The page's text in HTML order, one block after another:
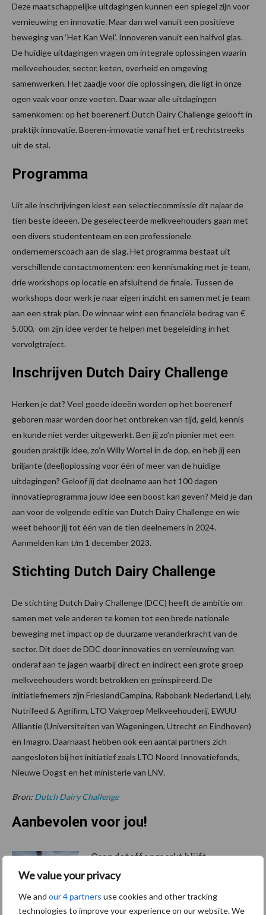
We value your privacy
We and our 4 partners use cookies and other tracking
technologies to improve your experience on our website. We
Deze maatschappelijke uitdagingen kunnen een spiegel zijn voor
vernieuwing en innovatie. Maar dan wel vanuit een positieve
beweging van ‘Het Kan Wel’. Innoveren vanuit een halfvol glas.
De huidige uitdagingen vragen om integrale oplossingen waarin
melkveehouder, sector, keten, overheid en omgeving
samenwerken. Het zaadje voor die oplossingen, die ligt in onze
ogen vaak voor onze voeten. Daar waar alle uitdagingen
samenkomen: op het boerenerf. Dutch Dairy Challenge gelooft in
praktijk innovatie. Boeren-innovatie vanaf het erf, rechtstreeks
uit de stal.
Programma
Uit alle inschrijvingen kiest een selectiecommissie dit najaar de
tien beste ideeën. De geselecteerde melkveehouders gaan met
een divers studententeam en een professionele
ondernemerscoach aan de slag. Het programma bestaat uit
verschillende contactmomenten: een kennismaking met je team,
drie workshops op locatie en afsluitend de finale. Tussen de
workshops door werk je naar eigen inzicht en samen met je team
aan een strak plan. De winnaar wint een financiële bedrag van €
5.000,- om zijn idee verder te helpen met begeleiding in het
vervolgtraject.
Inschrijven Dutch Dairy Challenge
Herken je dat? Veel goede ideeën worden op het boerenerf
geboren maar worden door het ontbreken van tijd, geld, kennis
en kunde niet verder uitgewerkt. Ben jij zo’n pionier met een
gouden praktijk idee, zo’n Willy Wortel in de dop, en heb jij een
briljante (deel)oplossing voor één of meer van de huidige
uitdagingen? Geloof jij dat deelname aan het 100 dagen
innovatieprogramma jouw idee een boost kan geven? Meld je dan
aan voor de volgende editie van Dutch Dairy Challenge en wie
weet behoor jij tot één van de tien deelnemers in 2024.
Aanmelden kan t/m 1 december 2023.
Stichting Dutch Dairy Challenge
De stichting Dutch Dairy Challenge (DCC) heeft de ambitie om
samen met vele anderen te komen tot een brede nationale
beweging met impact op de duurzame veranderkracht van de
sector. Dit doet de DDC door innovaties en vernieuwing van
onderaf aan te jagen waarbij direct en indirect een grote groep
melkveehouders wordt betrokken en geïnspireerd. De
initiatiefnemers zijn FrieslandCampina, Rabobank Nederland, Lely,
Nutrifeed & Agrifirm, LTO Vakgroep Melkveehouderij, EWUU
Alliantie (Universiteiten van Wageningen, Utrecht en Eindhoven)
en Imagro. Daarnaast hebben ook een aantal partners zich
aangesloten bij het initiatief zoals LTO Noord Innovatiefonds,
Nieuwe Oogst en het ministerie van LNV.
Bron: Dutch Dairy Challenge
Aanbevolen voor jou!
Grondstoffenmarkt blijft
grillig: droogte en
geopolitiek houden handel
in de greep